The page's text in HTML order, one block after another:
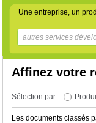
Une entreprise, un
Affinez votre
Sélection par :
Les documents classés